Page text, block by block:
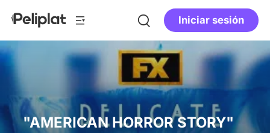
Iniciar sesión
"AMERICAN HORROR STORY"